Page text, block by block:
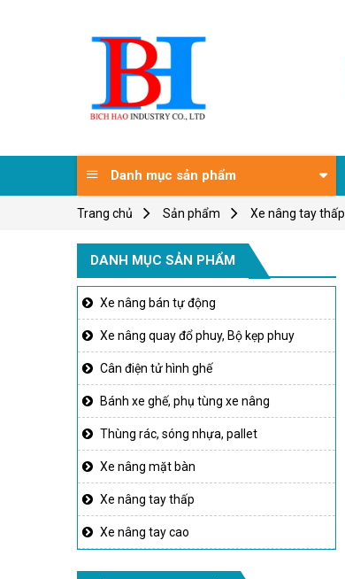
Danh mục sản phẩm
Trang chủ Sản phẩm Xe nâng tay thấp
DANH MỤC SẢN PHẨM
Xe nâng bán tự động
Xe nâng quay đổ phuy, Bộ kẹp phuy
Cân điện tử hình ghế
Bánh xe ghế, phụ tùng xe nâng
Thùng rác, sóng nhựa, pallet
Xe nâng mặt bàn
Xe nâng tay thấp
Xe nâng tay cao